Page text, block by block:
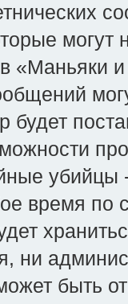
могут
«Маньяки
время по
ни
быть